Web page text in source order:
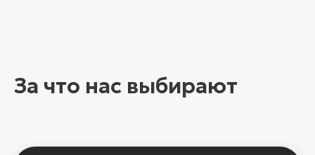
За что нас выбирают